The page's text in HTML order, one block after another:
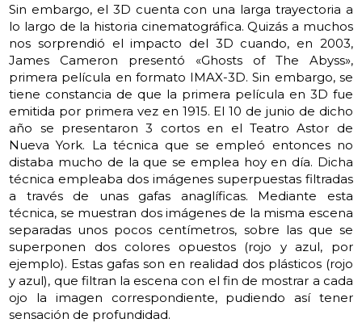
Sin embargo, el 3D cuenta con una larga trayectoria a
lo largo de la historia cinematográfica. Quizás a muchos
nos sorprendió el impacto del 3D cuando, en 2003,
James Cameron presentó «Ghosts of The Abyss»,
primera película en formato IMAX-3D. Sin embargo, se
tiene constancia de que la primera película en 3D fue
emitida por primera vez en 1915. El 10 de junio de dicho
año se presentaron 3 cortos en el Teatro Astor de
Nueva York. La técnica que se empleó entonces no
distaba mucho de la que se emplea hoy en día. Dicha
técnica empleaba dos imágenes superpuestas filtradas
a través de unas gafas anaglíficas. Mediante esta
técnica, se muestran dos imágenes de la misma escena
separadas unos pocos centímetros, sobre las que se
superponen dos colores opuestos (rojo y azul, por
ejemplo). Estas gafas son en realidad dos plásticos (rojo
y azul), que filtran la escena con el fin de mostrar a cada
ojo la imagen correspondiente, pudiendo así tener
sensación de profundidad.